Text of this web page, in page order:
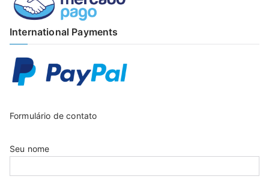
International Payments
Formulário de contato
Seu nome